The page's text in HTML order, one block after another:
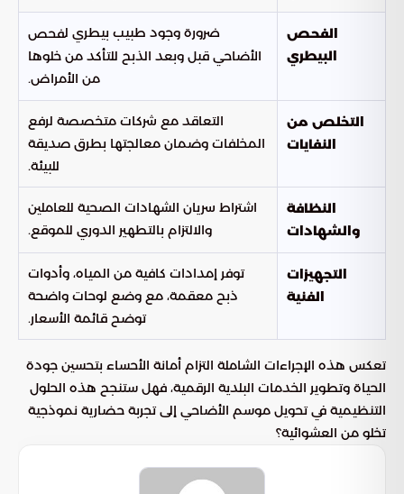
الفحص
البيطري
ضرورة وجود طبيب بيطري لفحص
الأضاحيقبل وبعد الذبح للتأكد من خلوها
من الأمراض.
التخلص من
النفايات
التعاقد مع شركات متخصصة لرفع
المخلفات وضمان معالجتها بطرق صديقة
للبيئة.
النظافة
والشهادات
اشتراط سريان الشهادات الصحية للعاملين
والالتزام بالتطهير الدوري للموقع.
التجهيزات
الفنية
توفر إمدادات كافية من المياه، وأدوات
ذبح معقمة، مع وضع لوحات واضحة
توضح قائمة الأسعار.
تعكس هذه الإجراءات الشاملة التزام أمانة الأحساء بتحسين جودة
الحياة وتطوير الخدمات البلدية الرقمية، فهل ستنجح هذه الحلول
التنظيمية في تحويل موسم الأضاحي إلى تجربة حضارية نموذجية
تخلو من العشوائية؟